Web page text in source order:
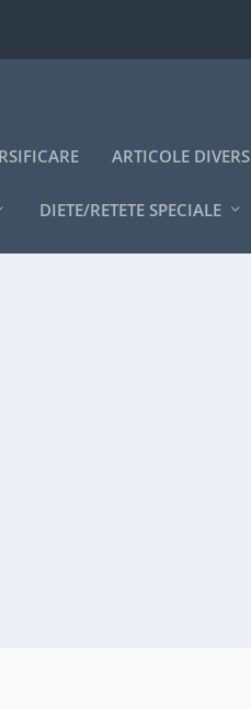
ARTICOLE
DIETE/RETETE SPECIALE